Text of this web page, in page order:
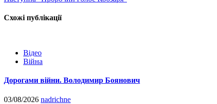
Схожі публікації
Відео
Війна
Дорогами війни. Володимир Боянович
03/08/2026 nadrichne